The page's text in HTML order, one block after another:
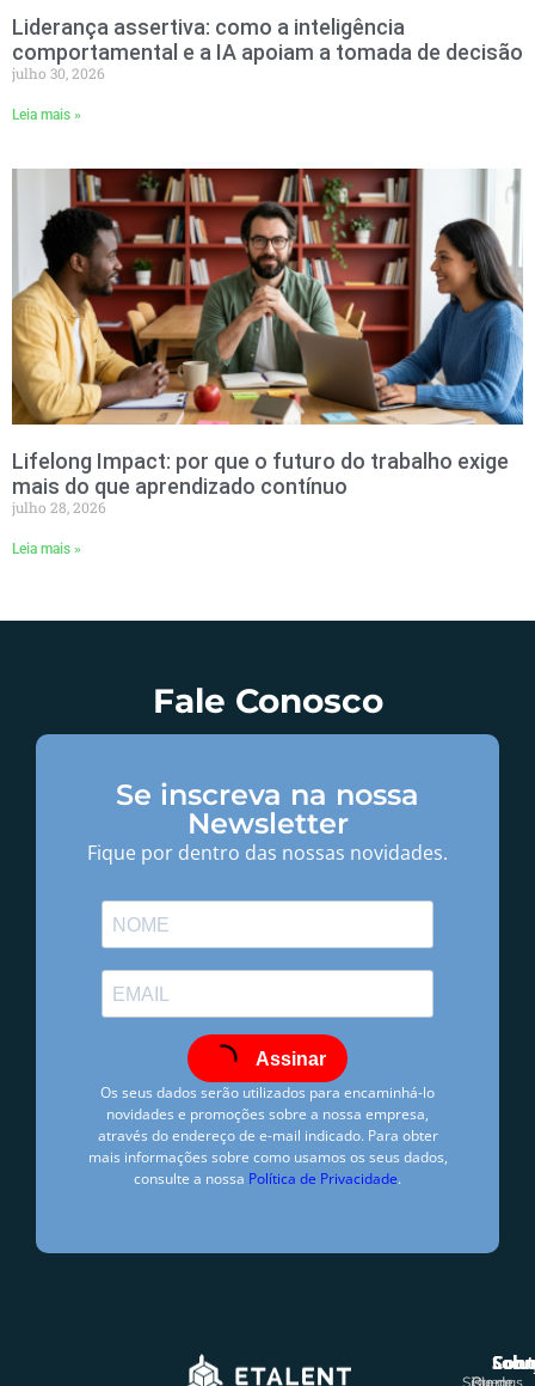
Liderança assertiva: como a inteligência
comportamental e a IA apoiam a tomada de decisão
julho 30, 2026
Leia mais »
Lifelong Impact: por que o futuro do trabalho exige
mais do que aprendizado contínuo
julho 28, 2026
Leia mais »
Fale Conosco
Se inscreva na nossa
Newsletter
Fique por dentro das nossas novidades.
Assinar
Os seus dados serão utilizados para encaminhá-lo
novidades e promoções sobre a nossa empresa,
através do endereço de e-mail indicado. Para obter
mais informações sobre como usamos os seus dados,
consulte a nossa Política de Privacidade.
Sistemas
Quem
Rio de